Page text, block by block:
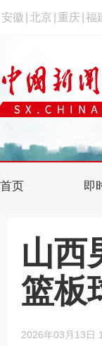
安徽 北京 重庆 福
首页 即
山西
篮板
2026年03月13日